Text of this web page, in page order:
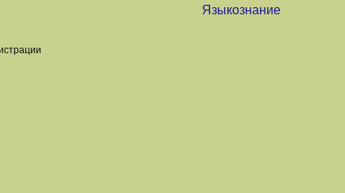
Языкознание